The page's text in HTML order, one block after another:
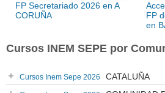
FP Secretariado 2026 en A
CORUÑA
FP
en
Cursos INEM SEPE por
Cursos Inem Sepe 2026 CATALUÑA